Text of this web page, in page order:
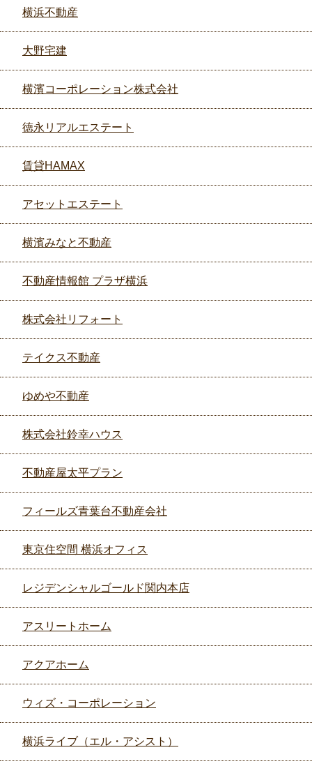
横浜不動産
大野宅建
横濱コーポレーション株式会社
徳永リアルエステート
賃貸HAMAX
アセットエステート
横濱みなと不動産
不動産情報館 プラザ横浜
株式会社リフォート
テイクス不動産
ゆめや不動産
株式会社鈴幸ハウス
不動産屋太平プラン
フィールズ青葉台不動産会社
東京住空間 横浜オフィス
レジデンシャルゴールド関内本店
アスリートホーム
アクアホーム
ウィズ・コーポレーション
横浜ライブ（エル・アシスト）